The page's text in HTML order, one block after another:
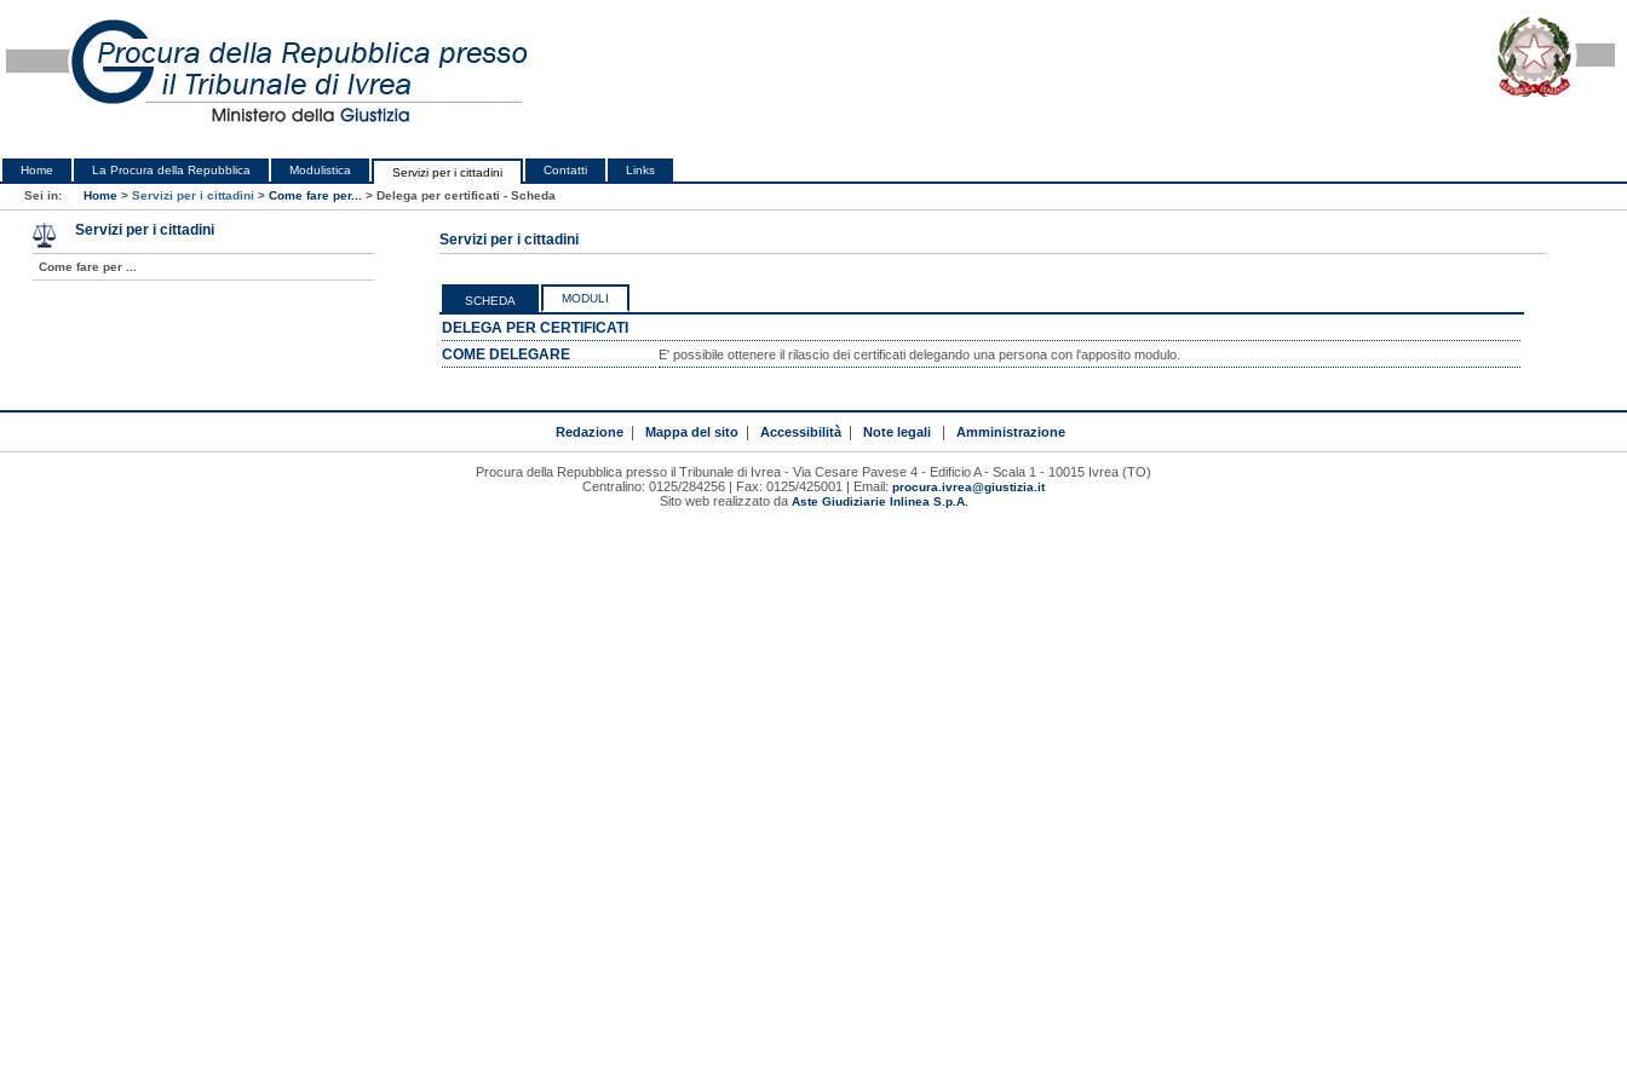
Home La Procura della Repubblica Modulistica Servizi per i cittadini Contatti
Links
Sei in:
Home > Servizi per i cittadini > Come fare per... > Delega per certificati - Scheda
Servizi per i cittadini
SCHEDA MODULI
DELEGA PER CERTIFICATI
COME DELEGARE
E' possibile ottenere il rilascio dei certificati delegando una persona con l'apposito modulo.
Servizi per i cittadini
Come fare per ...
Redazione| Mappa del sito| Accessibilità| Note legali| Amministrazione
Procura della Repubblica presso il Tribunale di Ivrea - Via Cesare Pavese 4 - Edificio A - Scala 1 - 10015 Ivrea (TO)
Centralino: 0125/284256 | Fax: 0125/425001 | Email: procura.ivrea@giustizia.it
Sito web realizzato da Aste Giudiziarie Inlinea S.p.A.